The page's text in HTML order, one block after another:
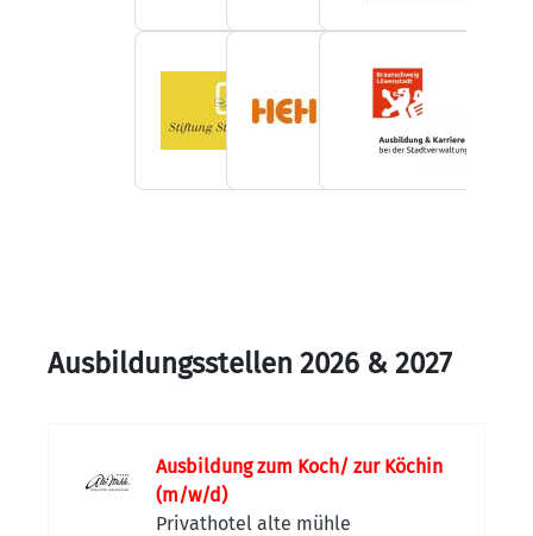
Ausbildungsstellen 2026 & 2027
Ausbildung zum Koch/ zur Köchin
(m/w/d)
Privathotel alte mühle